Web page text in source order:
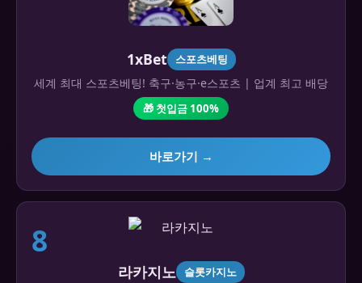
1xBet 스포츠베팅
세계 최대 스포츠베팅! 축구·농구·e스포츠 | 업계 최고 배당
🎁 첫입금 100%
바로가기 →
8
라카지노 슬롯카지노